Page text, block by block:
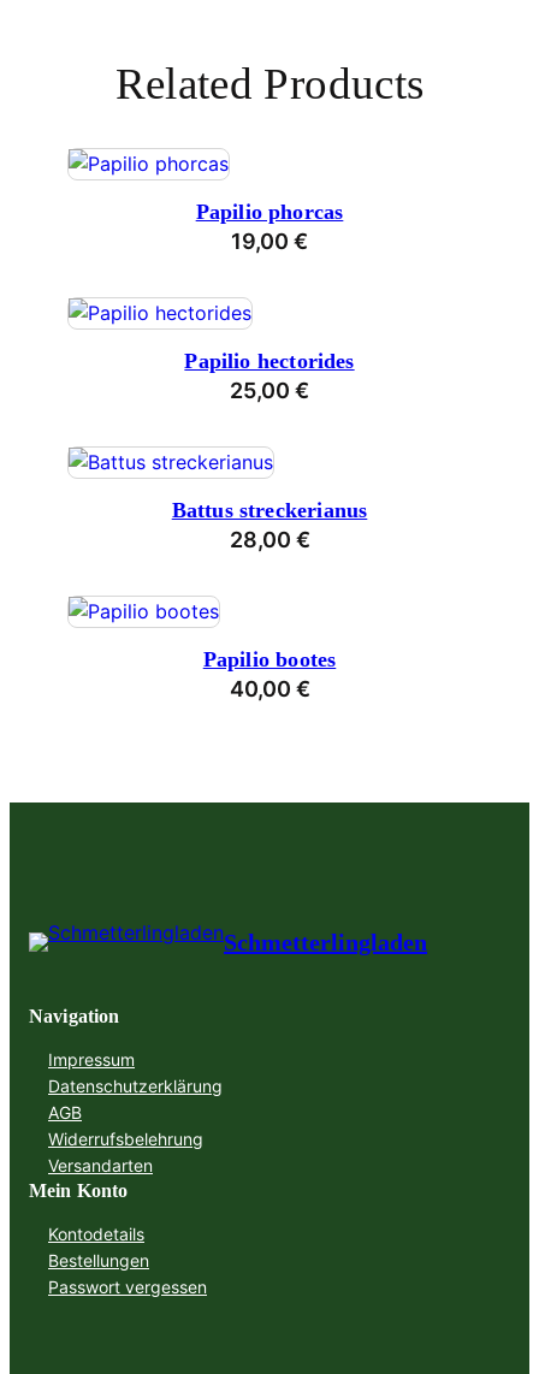
Related Products
Papilio phorcas
19,00 €
Papilio hectorides
25,00 €
Battus streckerianus
28,00 €
Papilio bootes
40,00 €
Schmetterlingladen
Navigation
Impressum
Datenschutzerklärung
AGB
Widerrufsbelehrung
Versandarten
Mein Konto
Kontodetails
Bestellungen
Passwort vergessen